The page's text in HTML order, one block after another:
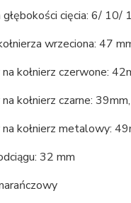
głębokości cięcia: 6/
wrzeciona: 47
kołnierz czerwone:
kołnierz czarne:
kołnierz metalowy:
32 mm